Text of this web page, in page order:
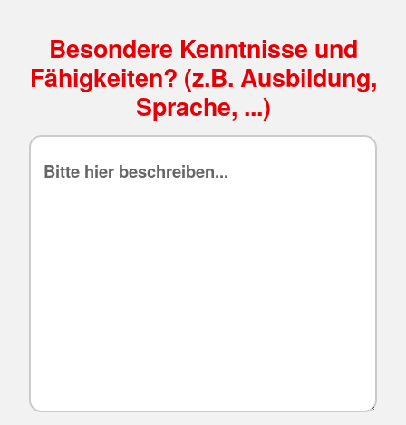
Besondere Kenntnisse und
Fähigkeiten? (z.B. Ausbildung,
Sprache, ...)